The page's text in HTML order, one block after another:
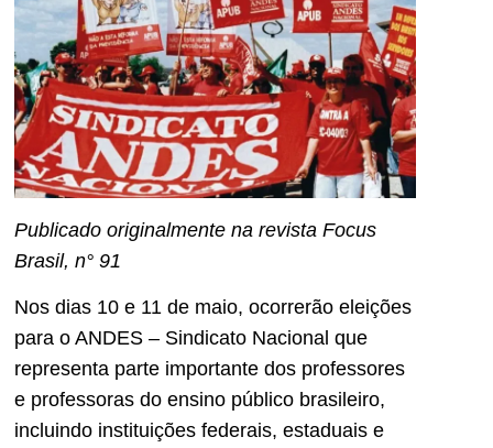
Publicado originalmente na revista Focus
Brasil, n° 91
Nos dias 10 e 11 de maio, ocorrerão eleições
para o ANDES – Sindicato Nacional que
representa parte importante dos professores
e professoras do ensino público brasileiro,
incluindo instituições federais, estaduais e